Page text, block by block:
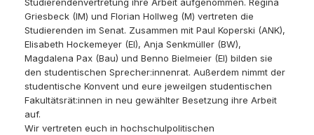
Griesbeck (IM) und Florian Hollweg (M) vertreten die
Studierenden im Senat. Zusammen mit Paul Koperski (ANK),
Elisabeth Hockemeyer (EI), Anja Senkmüller (BW),
Magdalena Pax (Bau) und Benno Bielmeier (EI) bilden sie
den studentischen Sprecher:innenrat. Außerdem nimmt der
studentische Konvent und eure jeweilgen studentischen
Fakultätsrät:innen in neu gewählter Besetzung ihre Arbeit
auf.
Wir vertreten euch in hochschulpolitischen